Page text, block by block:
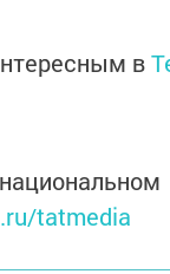
в
tatmedia